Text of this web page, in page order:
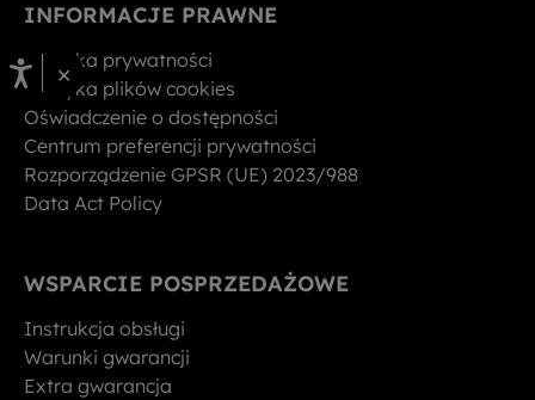
INFORMACJE PRAWNE
Polityka prywatności
Polityka plików cookies
Oświadczenie o dostępności
Centrum preferencji prywatności
Rozporządzenie GPSR (UE) 2023/988
Data Act Policy
WSPARCIE POSPRZEDAŻOWE
Instrukcja obsługi
Warunki gwarancji
Extra gwarancja
×